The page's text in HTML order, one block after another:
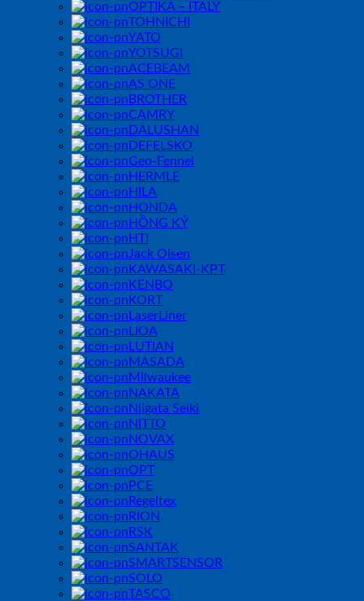
OPTIKA – ITALY
TOHNICHI
YATO
YOTSUGI
ACEBEAM
AS ONE
BROTHER
CAMRY
DALUSHAN
DEFELSKO
Geo-Fennel
HERMLE
HILA
HONDA
HỒNG KÝ
HTI
Jack Olsen
KAWASAKI-KPT
KENBO
KORT
LaserLiner
LIOA
LUTIAN
MASADA
Milwaukee
NAKATA
Niigata Seiki
NITTO
NOVAX
OHAUS
OPT
PCE
Regeltex
RION
RSK
SANTAK
SMARTSENSOR
SOLO
TASCO